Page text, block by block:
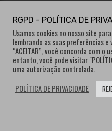
e-newvation tem o
Ano”, o prémio de
consumidores.
RGPD - POLÍTICA DE
Usamos cookies no nosso site
lembrando as suas preferências
“ACEITAR”, você concorda com o
entanto, você pode visitar
uma autorização controlada.
POLÍTICA DE PRIVACIDADE